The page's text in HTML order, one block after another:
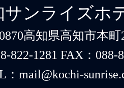
サンライズホ
高知県高知市本町
822-1281 FAX：088-
：mail@kochi-